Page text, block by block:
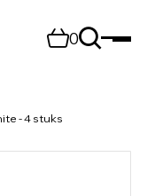
0
- 4 stuks